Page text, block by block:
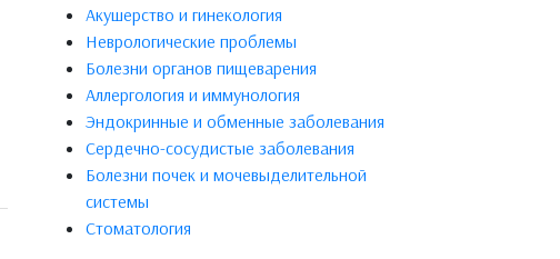
Акушерство и гинекология
Неврологические проблемы
Болезни органов пищеварения
Аллергология и иммунология
Эндокринные и обменные заболевания
Сердечно-сосудистые заболевания
Болезни почек и мочевыделительной
системы
Стоматология